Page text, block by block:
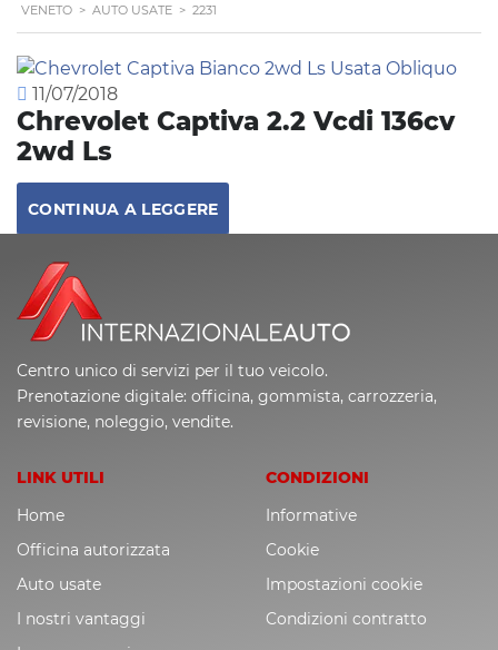
VENETO > AUTO USATE > 2231
11/07/2018
Chrevolet Captiva 2.2 Vcdi 136cv
2wd Ls
CONTINUA A LEGGERE
Centro unico di servizi per il tuo veicolo.
Prenotazione digitale: officina, gommista, carrozzeria,
revisione, noleggio, vendite.
LINK UTILI
Home
Officina autorizzata
Auto usate
I nostri vantaggi
CONDIZIONI
Informative
Cookie
Impostazioni cookie
Condizioni contratto